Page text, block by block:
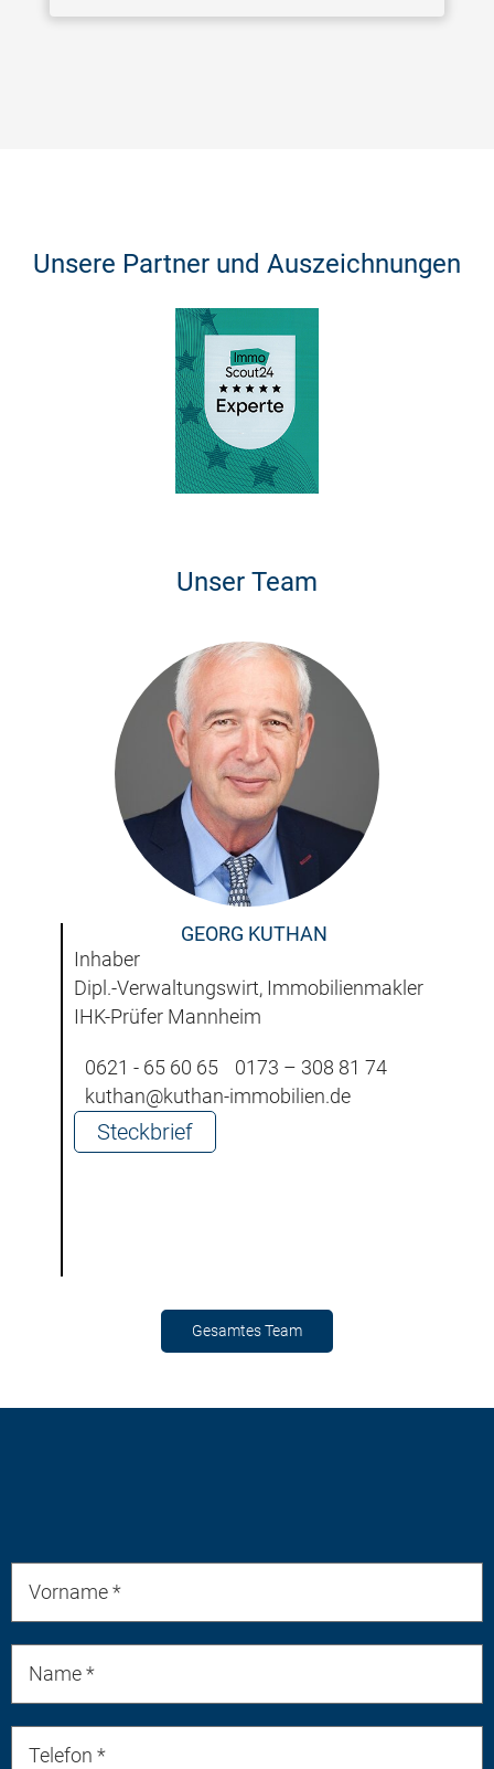
Unsere Partner und Auszeichnungen
Unser Team
GEORG KUTHAN
Inhaber
Dipl.-Verwaltungswirt, Immobilienmakler
IHK-Prüfer Mannheim
0621 - 65 60 65
0173 – 308 81 74
kuthan@kuthan-immobilien.de
Steckbrief
Gesamtes Team